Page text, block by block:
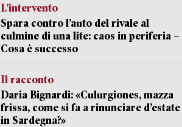
L’intervento
Spara contro l’auto del rivale al
culmine di una lite: caos in periferia –
Cosa è successo
Il racconto
Daria Bignardi: «Culurgiones, mazza
frissa, come si fa a rinunciare d’estate
in Sardegna?»